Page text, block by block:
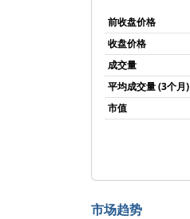
前收盘价格
收盘价格
成交量
平均成交量 (3个月)
市值
市场趋势